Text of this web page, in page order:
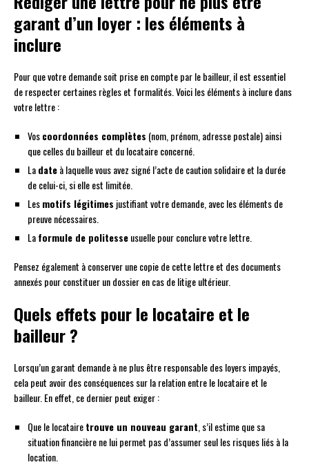
garant d’un loyer : les éléments à
inclure
Pour que votre demande soit prise en compte par le bailleur, il est essentiel
de respecter certaines règles et formalités. Voici les éléments à inclure dans
votre lettre :
Voscoordonnées complètes (nom, prénom, adresse postale) ainsi
que celles du bailleur et du locataire concerné.
Ladateà laquelle vous avez signé l’acte de caution solidaire et la durée
de celui-ci, si elle est limitée.
Lesmotifs légitimes justifiant votre demande, avec les éléments de
preuve nécessaires.
Laformule de politesseusuelle pour conclure votre lettre.
Pensez également à conserver une copie de cette lettre et des documents
annexés pour constituer un dossier en cas de litige ultérieur.
Quels effets pour le locataire et le
bailleur ?
Lorsqu’un garant demande à ne plus être responsable des loyers impayés,
cela peut avoir des conséquences sur la relation entre le locataire et le
bailleur. En effet, ce dernier peut exiger :
Que le locatairetrouve un nouveau garant , s’il estime que sa
situation financière ne lui permet pas d’assumer seul les risques liés à la
location.